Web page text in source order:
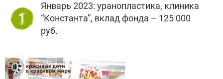
1
Январь 2023: уранопластика, клиника
“Константа”, вклад фонда – 125 000
руб.